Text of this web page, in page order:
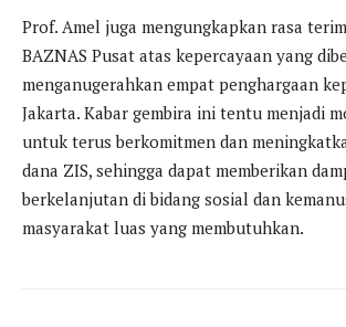
Prof. Amel juga mengungkapkan rasa
BAZNAS Pusat atas kepercayaan yang
menganugerahkan empat penghargaan
Jakarta. Kabar gembira ini tentu menjadi
untuk terus berkomitmen dan
dana ZIS, sehingga dapat memberikan
berkelanjutan di bidang sosial dan
masyarakat luas yang membutuhkan.